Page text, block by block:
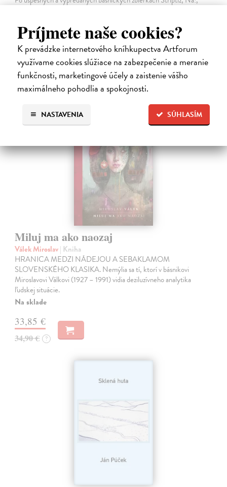
Príjmete naše cookies?
K prevádzke internetového kníhkupectva Artforum
využívame cookies slúžiace na zabezpečenie a meranie
funkčnosti, marketingové účely a zaistenie vášho
maximálneho pohodlia a spokojnosti.
SÚHLASÍM
NASTAVENIA
vzniku zvláštneho…
Na sklade
14,31 €
15,90 € ?
na sklade
Miluj ma ako naozaj
Válek Miroslav| Kniha
HRANICA MEDZI NÁDEJOU A SEBAKLAMOM
SLOVENSKÉHO KLASIKA. Nemýlia sa tí, ktorí v básnikovi
Miroslavovi Válkovi (1927 – 1991) vidia deziluzívneho analytika
ľudskej situácie.
Na sklade
33,85 €
34,90 € ?